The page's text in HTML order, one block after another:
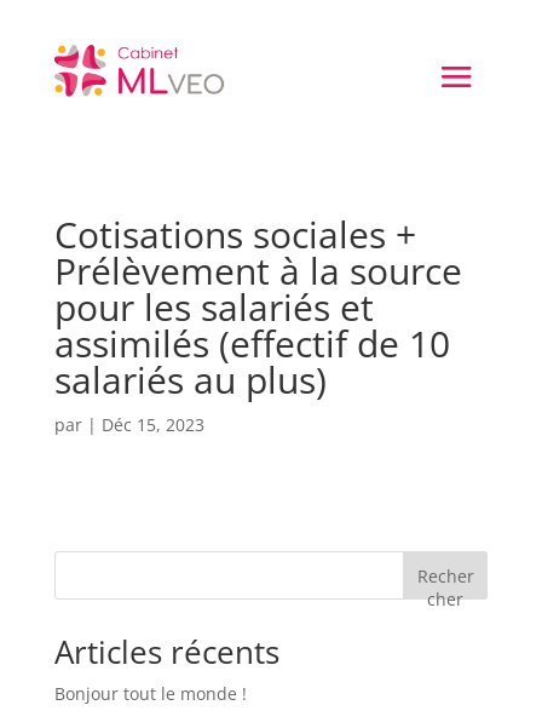
Cotisations sociales +
Prélèvement à la source
pour les salariés et
assimilés (effectif de 10
salariés au plus)
par | Déc 15, 2023
Recher
cher
Articles récents
Bonjour tout le monde !